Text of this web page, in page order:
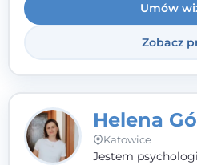
Umów
Zobacz
Helena
Katowice
Jestem